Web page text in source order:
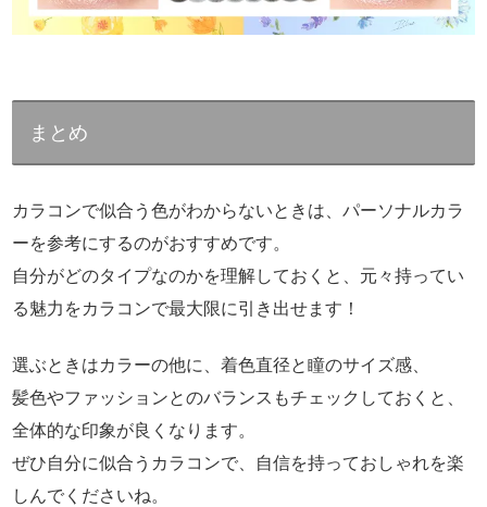
まとめ
カラコンで似合う色がわからないときは、パーソナルカラ
ーを参考にするのがおすすめです。
自分がどのタイプなのかを理解しておくと、元々持ってい
る魅力をカラコンで最大限に引き出せます！
選ぶときはカラーの他に、着色直径と瞳のサイズ感、
髪色やファッションとのバランスもチェックしておくと、
全体的な印象が良くなります。
ぜひ自分に似合うカラコンで、自信を持っておしゃれを楽
しんでくださいね。